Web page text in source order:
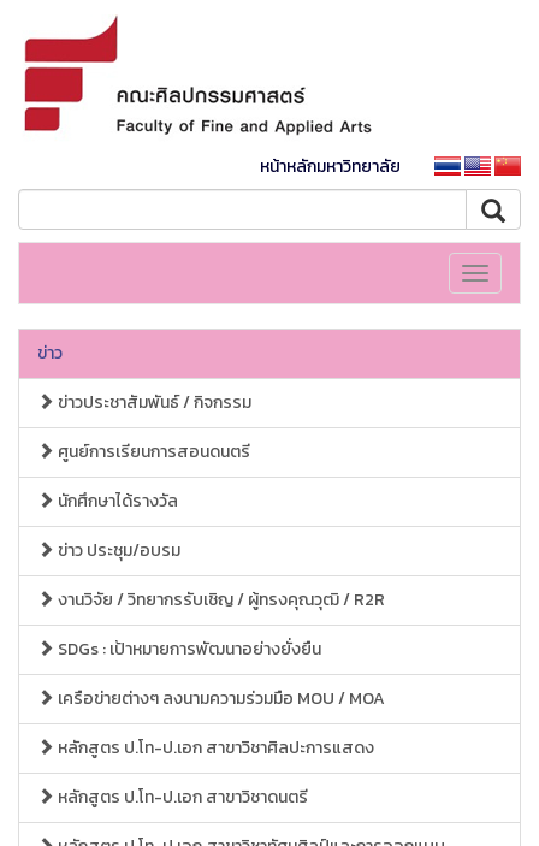
หน้าหลักมหาวิทยาลัย
Toggle
ข่าว
ข่าวประชาสัมพันธ์ / กิจกรรม
ศูนย์การเรียนการสอนดนตรี
นักศึกษาได้รางวัล
ข่าว ประชุม/อบรม
งานวิจัย / วิทยากรรับเชิญ / ผู้ทรงคุณวุฒิ / R2R
SDGs : เป้าหมายการพัฒนาอย่างยั่งยืน
เครือข่ายต่างๆ ลงนามความร่วมมือ MOU / MOA
หลักสูตร ป.โท-ป.เอก สาขาวิชาศิลปะการแสดง
หลักสูตร ป.โท-ป.เอก สาขาวิชาดนตรี